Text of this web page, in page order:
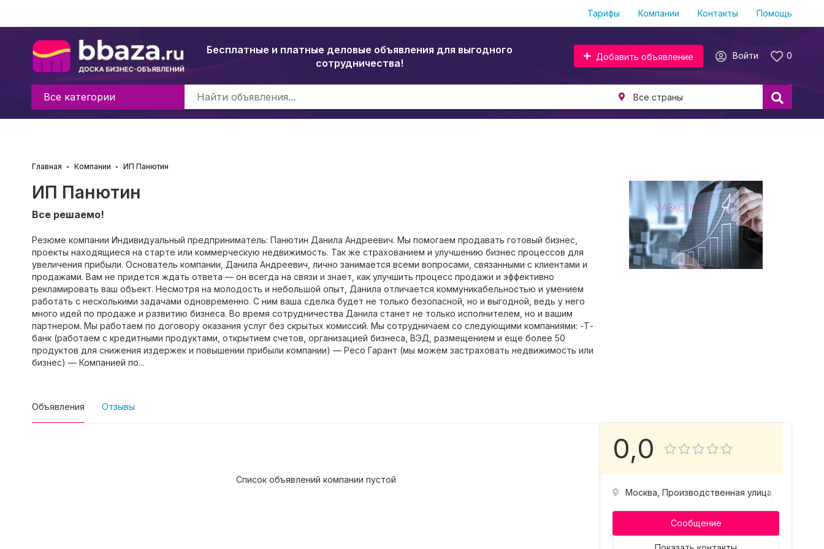
Тарифы Компании Контакты Помощь
Бесплатные и платные деловые объявления для выгодного
сотрудничества!
0
Войти
Добавить объявление
Все категории
Главная Компании ИП Панютин
ИП Панютин
Все решаемо!
Резюме компании Индивидуальный предприниматель: Панютин Данила Андреевич. Мы помогаем продавать готовый бизнес,
проекты находящиеся на старте или коммерческую недвижимость. Так же страхованием и улучшению бизнес процессов для
увеличения прибыли. Основатель компании, Данила Андреевич, лично занимается всеми вопросами, связанными с клиентами и
продажами. Вам не придется ждать ответа — он всегда на связи и знает, как улучшить процесс продажи и эффективно
рекламировать ваш объект. Несмотря на молодость и небольшой опыт, Данила отличается коммуникабельностью и умением
работать с несколькими задачами одновременно. С ним ваша сделка будет не только безопасной, но и выгодной, ведь у него
много идей по продаже и развитию бизнеса. Во время сотрудничества Данила станет не только исполнителем, но и вашим
партнером. Мы работаем по договору оказания услуг без скрытых комиссий. Мы сотрудничаем со следующими компаниями: -Т-
банк (работаем с кредитными продуктами, открытием счетов, организацией бизнеса, ВЭД, размещением и еще более 50
продуктов для снижения издержек и повышении прибыли компании) — Ресо Гарант (мы можем застраховать недвижимость или
бизнес) — Компанией по...
Объявления Отзывы
Список объявлений компании пустой
0,0
Москва, Производственная улица, 12к1
Сообщение